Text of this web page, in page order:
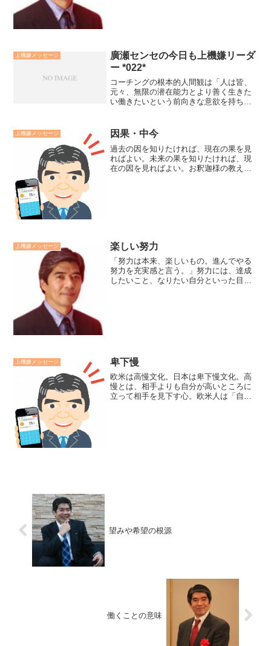
上機嫌メッセージ
廣瀬センセの今日も上機嫌リーダ
ー *022*
コーチングの根本的人間観は「人は皆、
元々、無限の潜在能力とより善く生きた
い働きたいという前向きな意欲を持ち、
「働くことを通して、コーチンの人間観
を自他においてより善く信...
上機嫌メッセージ 因果・中今
過去の因を知りたければ、現在の果を見
ればよい。未来の果を知りたければ、現
在の因を見ればよい。お釈迦様の教えで
上機嫌メッセージ 楽しい努力
「努力は本来、楽しいもの。進んでやる
努力を充実感と言う。」努力には、達成
したいこと、なりたい自分といった目標
上機嫌メッセージ 卑下慢
欧米は高慢文化。日本は卑下慢文化。高
慢とは、相手よりも自分が高いところに
立って相手を見下す心。欧米人は「自分
望みや希望の根源
働くことの意味